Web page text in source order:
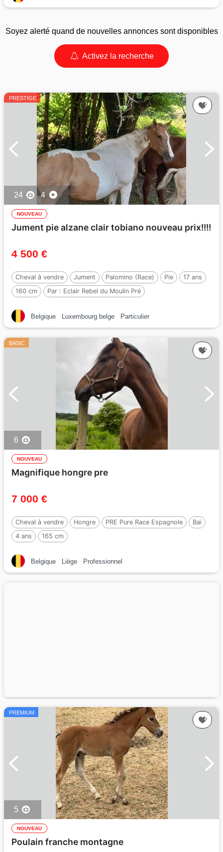
Soyez alerté quand de nouvelles annonces sont disponibles
Activez la recherche
PRESTIGE
24 4
NOUVEAU
Jument pie alzane clair tobiano nouveau prix!!!!
4 500 €
Cheval à vendre Jument Palomino (Race) Pie
17 ans
160 cm
Par : Eclair Rebel du Moulin Pré
Belgique Luxembourg belge Particulier
BASIC
6
NOUVEAU
Magnifique hongre pre
7 000 €
Cheval à vendre Hongre PRE Pure Race Espagnole
Bai
4 ans
165 cm
Belgique Liège Professionnel
PREMIUM
5
NOUVEAU
Poulain franche montagne